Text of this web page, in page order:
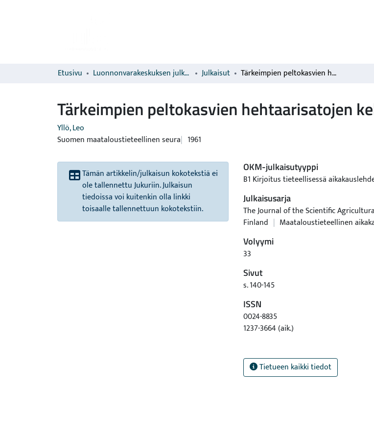
Etusivu Luonnonvarakeskuksen julkaisut Julkaisut Tärkeimpien peltokasvien hehtaarisatojen kehitys Suomessa
Tärkeimpien peltokasvien hehtaarisatojen
Yllö, Leo
Suomen maataloustieteellinen seura 1961
Tämän artikkelin/julkaisun kokotekstiä ei
ole tallennettu Jukuriin. Julkaisun
tiedoissa voi kuitenkin olla linkki
toisaalle tallennettuun kokotekstiin.
OKM-julkaisutyyppi
B1 Kirjoitus tieteellisessä
Julkaisusarja
The Journal of the Scientific
Finland | Maataloustieteellinen
Volyymi
33
Sivut
s. 140-145
ISSN
0024-8835
1237-3664 (aik.)
Tietueen kaikki tiedot